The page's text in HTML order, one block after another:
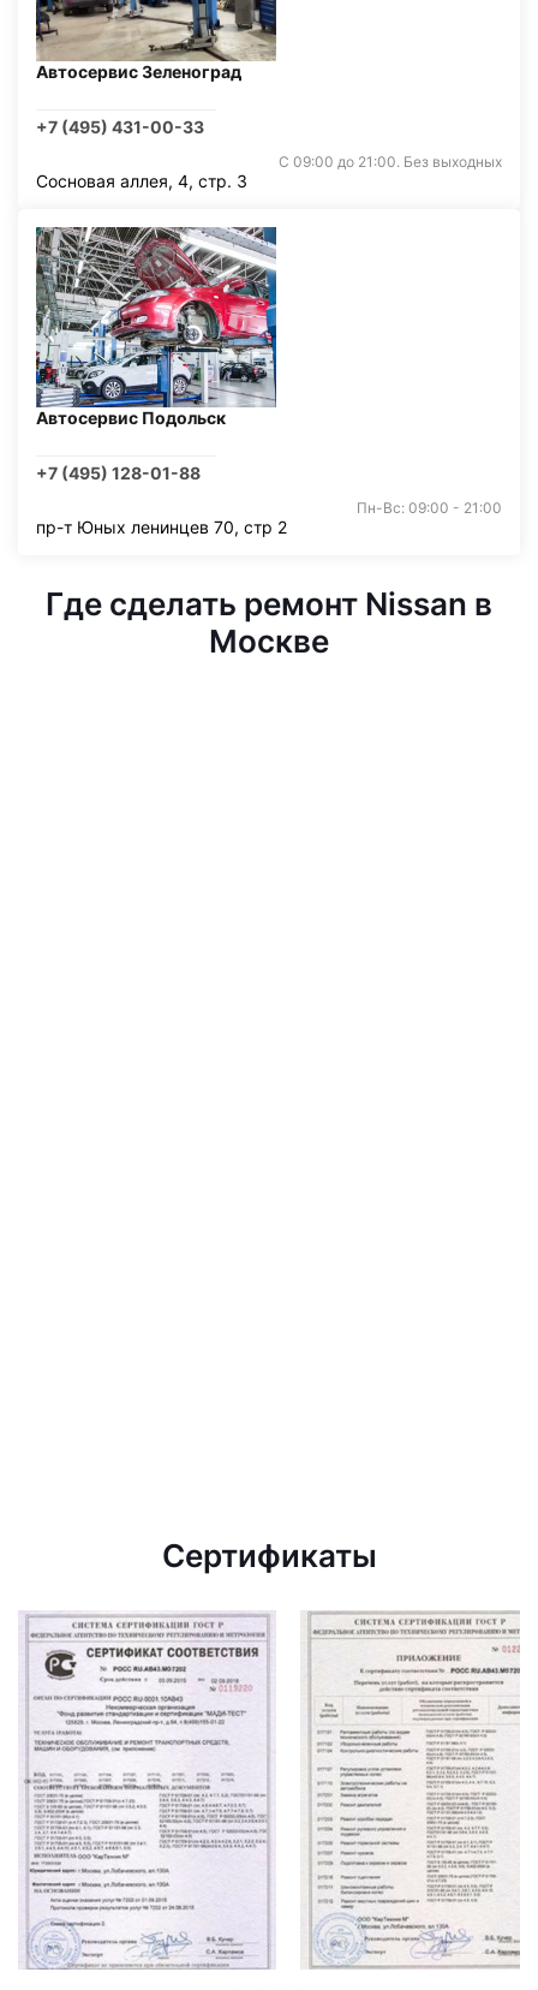
Автосервис Зеленоград
+7 (495) 431-00-33
С 09:00 до 21:00. Без выходных
Сосновая аллея, 4, стр. 3
Автосервис Подольск
+7 (495) 128-01-88
Пн-Вс: 09:00 - 21:00
пр-т Юных ленинцев 70, стр 2
Где сделать ремонт Nissan в
Москве
Сертификаты